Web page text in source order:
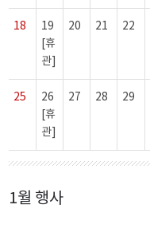
18
19
[휴
관]
20 21 22
25
26
[휴
관]
27 28 29
1월 행사